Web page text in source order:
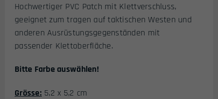
Hochwertiger PVC Patch mit Klettverschluss,
geeignet zum tragen auf taktischen Westen und
anderen Ausrüstungsgegenständen mit
passender Klettoberfläche.
Bitte Farbe auswählen!
Grösse: 5,2 x 5,2 cm